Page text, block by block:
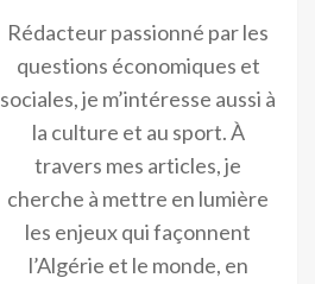
Rédacteur passionné par les
questions économiques et
sociales, je m’intéresse aussi à
la culture et au sport. À
travers mes articles, je
cherche à mettre en lumière
les enjeux qui façonnent
l’Algérie et le monde, en